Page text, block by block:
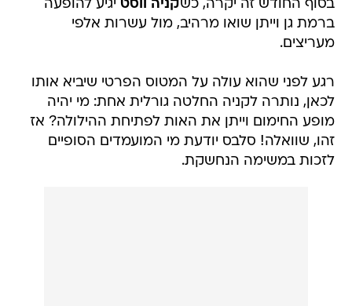
בסוף החודש זה יקרה, כשקניה ווסט יגיע להופעה
ברמת גן וייתן שואו מרהיב, מול עשרות אלפי
מעריצים.
רגע לפני שהוא עולה על המטוס הפרטי שיביא אותו
לכאן, נותרה לקניה החלטה גורלית אחת: מי יהיה
מופע החימום וייתן את האות לפתיחת ההילולה? אז
זהו, שוואלה! סלבס יודעת מי המועמדים הסופיים
לזכות במשימה הנחשקת.